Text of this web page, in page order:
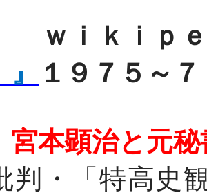
ｉｐｅ
１９７５～
宮本顕治と元
判・「特高史